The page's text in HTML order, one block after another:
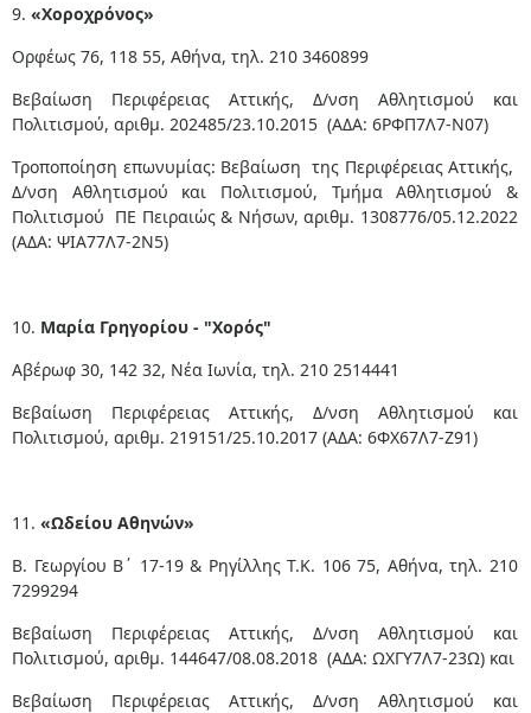
9. «Χοροχρόνος»
Ορφέως 76, 118 55, Αθήνα, τηλ. 210 3460899
Βεβαίωση Περιφέρειας Αττικής, Δ/νση Αθλητισμού και
Πολιτισμού, αριθμ. 202485/23.10.2015 (ΑΔΑ: 6ΡΦΠ7Λ7-Ν07)
Τροποποίηση επωνυμίας: Βεβαίωση της Περιφέρειας Αττικής,
Δ/νση Αθλητισμού και Πολιτισμού, Τμήμα Αθλητισμού &
Πολιτισμού ΠΕ Πειραιώς & Νήσων, αριθμ. 1308776/05.12.2022
(ΑΔΑ: ΨΙΑ77Λ7-2Ν5)
10. Μαρία Γρηγορίου - "Χορός"
Αβέρωφ 30, 142 32, Νέα Ιωνία, τηλ. 210 2514441
Βεβαίωση Περιφέρειας Αττικής, Δ/νση Αθλητισμού και
Πολιτισμού, αριθμ. 219151/25.10.2017 (ΑΔΑ: 6ΦΧ67Λ7-Ζ91)
11. «Ωδείου Αθηνών»
Β. Γεωργίου Β΄ 17-19 & Ρηγίλλης Τ.Κ. 106 75, Αθήνα, τηλ. 210
7299294
Βεβαίωση Περιφέρειας Αττικής, Δ/νση Αθλητισμού και
Πολιτισμού, αριθμ. 144647/08.08.2018 (ΑΔΑ: ΩΧΓΥ7Λ7-23Ω) και
Βεβαίωση Περιφέρειας Αττικής, Δ/νση Αθλητισμού και